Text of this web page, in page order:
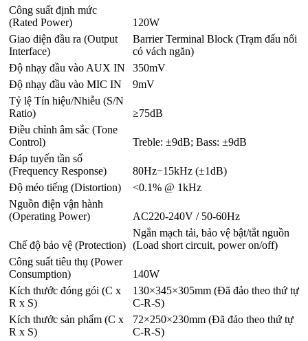
Công suất định mức
(Rated Power)
120W
Giao diện đầu ra (Output
Interface)
Barrier Terminal Block (Trạm đấu nối
có vách ngăn)
Độ nhạy đầu vào AUX IN
350mV
Độ nhạy đầu vào MIC IN
9mV
Tỷ lệ Tín hiệu/Nhiễu (S/N
Ratio)
≥75dB
Điều chỉnh âm sắc (Tone
Control)
Treble: ±9dB; Bass: ±9dB
Đáp tuyến tần số
(Frequency Response)
80Hz−15kHz (±1dB)
Độ méo tiếng (Distortion)
<0.1% @ 1kHz
Nguồn điện vận hành
(Operating Power)
AC220-240V / 50-60Hz
Chế độ bảo vệ (Protection)
Ngắn mạch tải, bảo vệ bật/tắt nguồn
(Load short circuit, power on/off)
Công suất tiêu thụ (Power
Consumption)
140W
Kích thước đóng gói (C x
R x S)
130×345×305mm (Đã đảo theo thứ tự
C-R-S)
Kích thước sản phẩm (C x
R x S)
72×250×230mm (Đã đảo theo thứ tự
C-R-S)